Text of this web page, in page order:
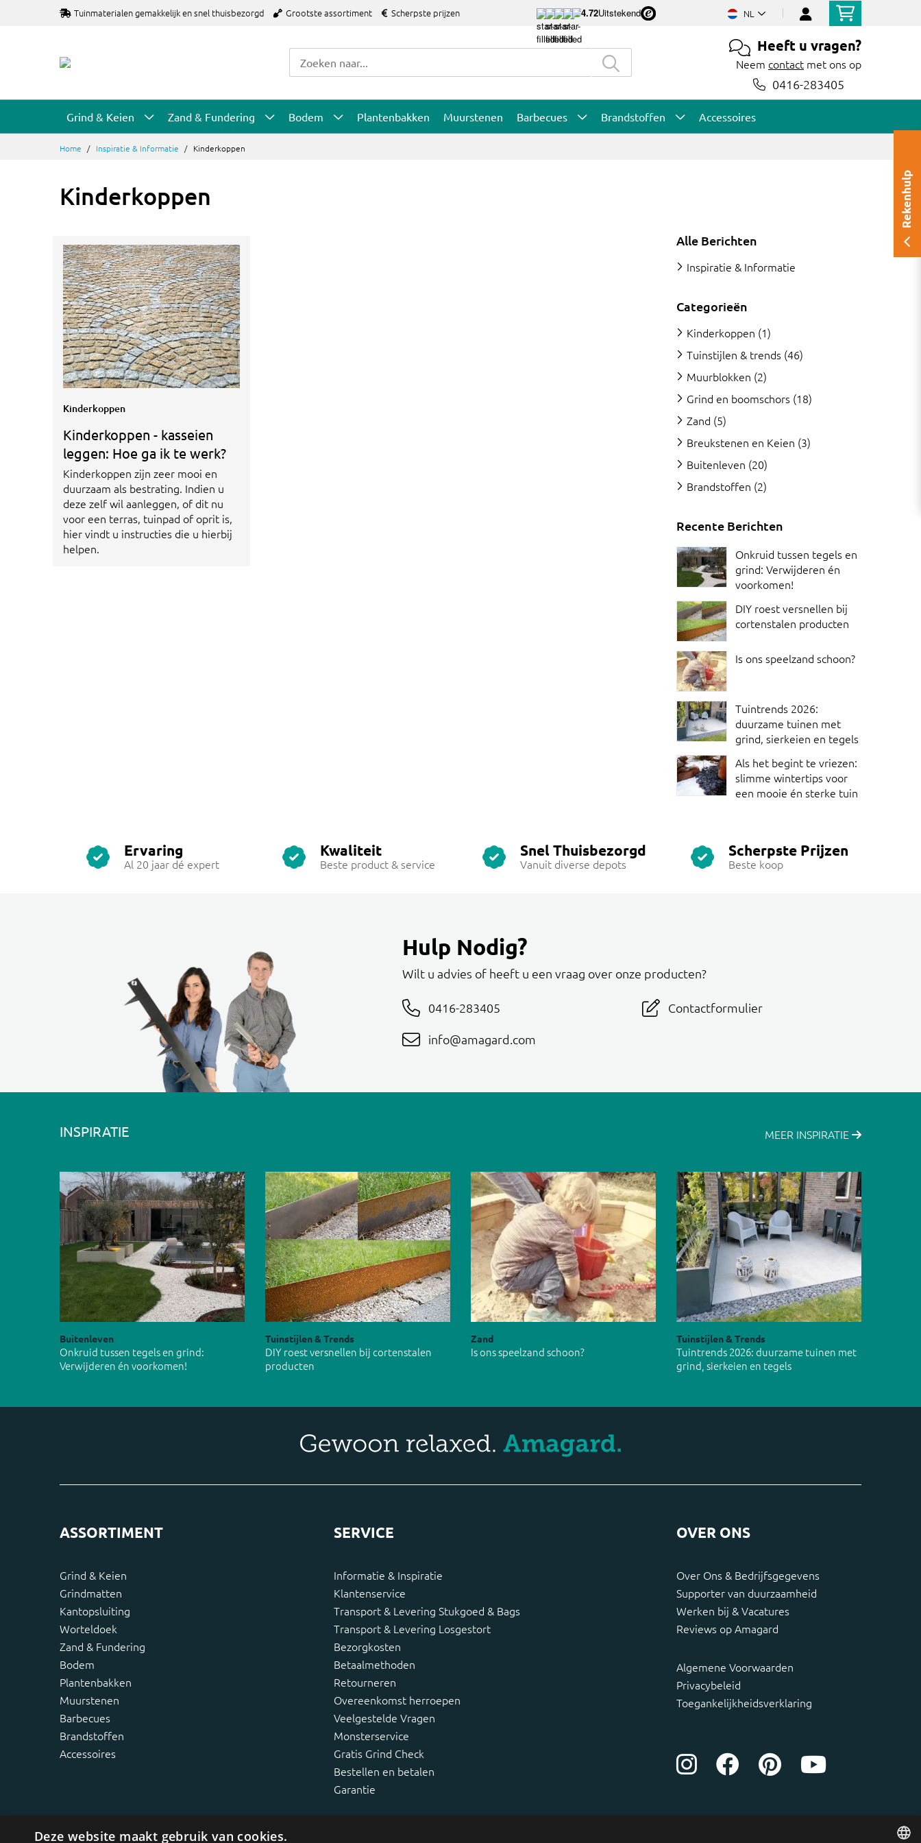
Tuinmaterialen gemakkelijk en snel thuisbezorgd Grootste assortiment Scherpste prijzen 4.72Uitstekend NL
Heeft u vragen?
Neem contact met ons op
0416-283405
Grind & Keien Zand & Fundering Bodem Plantenbakken Muurstenen Barbecues Brandstoffen Accessoires
Home Inspiratie & Informatie Kinderkoppen
Kinderkoppen
Kinderkoppen
Kinderkoppen - kasseien
leggen: Hoe ga ik te werk?
Kinderkoppen zijn zeer mooi en
duurzaam als bestrating. Indien u
deze zelf wil aanleggen, of dit nu
voor een terras, tuinpad of oprit is,
hier vindt u instructies die u hierbij
helpen.
Alle Berichten
Inspiratie & Informatie
Categorieën
Kinderkoppen (1)
Tuinstijlen & trends (46)
Muurblokken (2)
Grind en boomschors (18)
Zand (5)
Breukstenen en Keien (3)
Buitenleven (20)
Brandstoffen (2)
Recente Berichten
Onkruid tussen tegels en
grind: Verwijderen én
voorkomen!
DIY roest versnellen bij
cortenstalen producten
Is ons speelzand schoon?
Tuintrends 2026:
duurzame tuinen met
grind, sierkeien en tegels
Als het begint te vriezen:
slimme wintertips voor
een mooie én sterke tuin
Ervaring
Al 20 jaar dé expert
Kwaliteit
Beste product & service
Snel Thuisbezorgd
Vanuit diverse depots
Scherpste Prijzen
Beste koop
Hulp Nodig?
Wilt u advies of heeft u een vraag over onze producten?
0416-283405
info@amagard.com
Contactformulier
INSPIRATIE MEER INSPIRATIE
Buitenleven
Onkruid tussen tegels en grind:
Verwijderen én voorkomen!
Tuinstijlen & Trends
DIY roest versnellen bij cortenstalen
producten
Zand
Is ons speelzand schoon?
Tuinstijlen & Trends
Tuintrends 2026: duurzame tuinen met
grind, sierkeien en tegels
ASSORTIMENT
Grind & Keien
Grindmatten
Kantopsluiting
Worteldoek
Zand & Fundering
Bodem
Plantenbakken
Muurstenen
Barbecues
Brandstoffen
Accessoires
SERVICE
Informatie & Inspiratie
Klantenservice
Transport & Levering Stukgoed & Bags
Transport & Levering Losgestort
Bezorgkosten
Betaalmethoden
Retourneren
Overeenkomst herroepen
Veelgestelde Vragen
Monsterservice
Gratis Grind Check
Bestellen en betalen
Garantie
OVER ONS
Over Ons & Bedrijfsgegevens
Supporter van duurzaamheid
Werken bij & Vacatures
Reviews op Amagard
Algemene Voorwaarden
Privacybeleid
Toegankelijkheidsverklaring
Rekenhulp
Deze website maakt gebruik van cookies.